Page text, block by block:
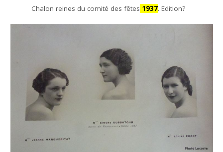
Chalon reines du comité des fêtes 1937. Edition?